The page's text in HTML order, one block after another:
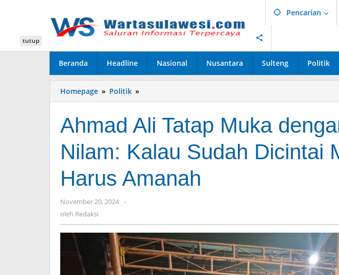
Pencarian
Beranda Headline Nasional Nusantara Sulteng Politik
tutup
Homepage » Politik »
Ali
Muka
dengan
Tetangga,
Nilam:
Sudah
Dicintai
Ahmad Ali Tatap Muka
Nilam: Kalau Sudah Dicintai
Harus Amanah
November 20, 2024 oleh
-
oleh Redaksi